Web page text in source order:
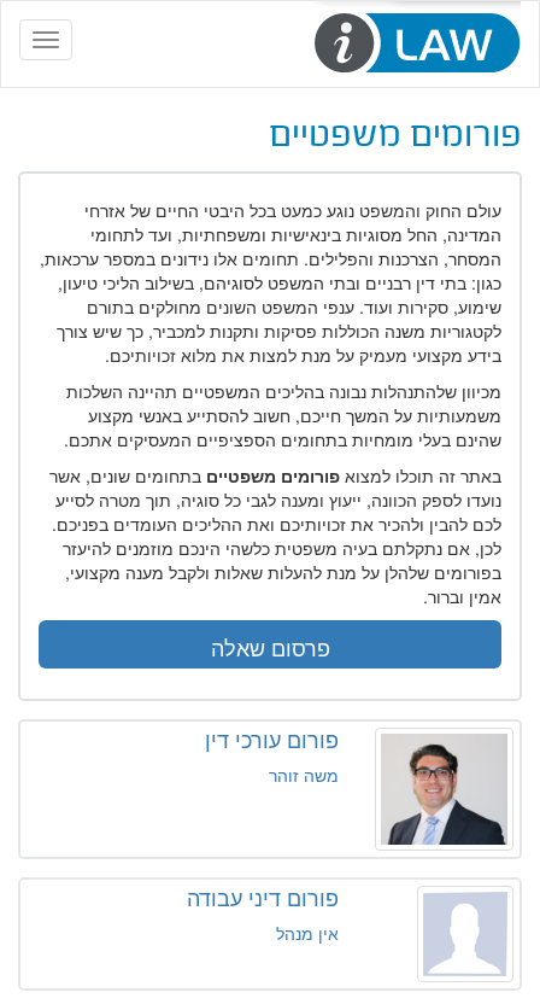
Toggle
navigation
פורומים משפטיים
עולם החוק והמשפט נוגע כמעט בכל היבטי החיים של אזרחי
המדינה, החל מסוגיות בינאישיות ומשפחתיות, ועד לתחומי
המסחר, הצרכנות והפלילים. תחומים אלו נידונים במספר ערכאות,
כגון: בתי דין רבניים ובתי המשפט לסוגיהם, בשילוב הליכי טיעון,
שימוע, סקירות ועוד. ענפי המשפט השונים מחולקים בתורם
לקטגוריות משנה הכוללות פסיקות ותקנות למכביר, כך שיש צורך
בידע מקצועי מעמיק על מנת למצות את מלוא זכויותיכם.
מכיוון שלהתנהלות נבונה בהליכים המשפטיים תהיינה השלכות
משמעותיות על המשך חייכם, חשוב להסתייע באנשי מקצוע
שהינם בעלי מומחיות בתחומים הספציפיים המעסיקים אתכם.
באתר זה תוכלו למצוא פורומים משפטיים בתחומים שונים, אשר
נועדו לספק הכוונה, ייעוץ ומענה לגבי כל סוגיה, תוך מטרה לסייע
לכם להבין ולהכיר את זכויותיכם ואת ההליכים העומדים בפניכם.
לכן, אם נתקלתם בעיה משפטית כלשהי הינכם מוזמנים להיעזר
בפורומים שלהלן על מנת להעלות שאלות ולקבל מענה מקצועי,
אמין וברור.
פרסום שאלה
פורום עורכי דין
משה זוהר
פורום דיני עבודה
אין מנהל